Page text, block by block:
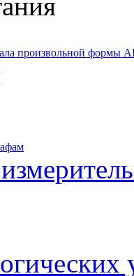
произвольной формы